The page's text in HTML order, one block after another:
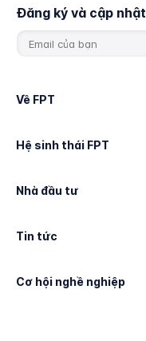
Đăng ký và cập nhật
Về FPT
Hệ sinh thái FPT
Nhà đầu tư
Tin tức
Cơ hội nghề nghiệp